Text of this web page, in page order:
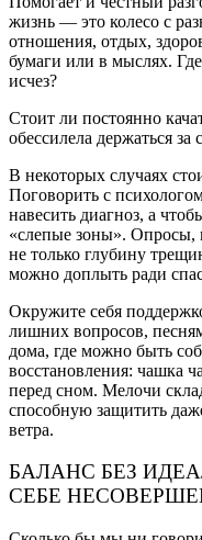
жизнь — это колесо с
отношения, отдых,
бумаги или в мыслях.
исчез?
Стоит ли постоянно
обессилела держаться за
В некоторых случаях
Поговорить с
навесить диагноз, а
«слепые зоны». Опросы,
не только глубину
можно доплыть ради
Окружите себя
лишних вопросов,
дома, где можно быть
восстановления: чашка
перед сном. Мелочи
способную защитить
ветра.
БАЛАНС БЕЗ
СЕБЕ